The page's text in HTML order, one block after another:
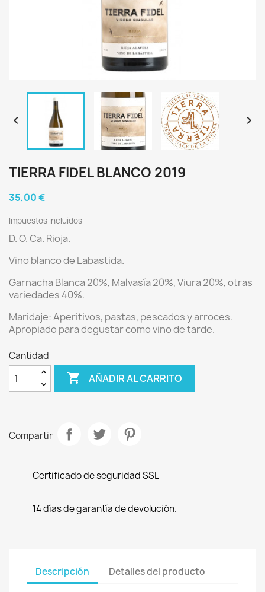
 
TIERRA FIDEL BLANCO 2019
35,00 €
Impuestos incluidos
D. O. Ca. Rioja.
Vino blanco de Labastida.
Garnacha Blanca 20%, Malvasía 20%, Viura 20%, otras
variedades 40%.
Maridaje:Aperitivos, pastas, pescados y arroces.
Apropiado para degustar como vino de tarde.
Cantidad
 AÑADIR AL CARRITO
Compartir
Certificado de seguridad SSL
14 días de garantía de devolución.
Descripción Detalles del producto